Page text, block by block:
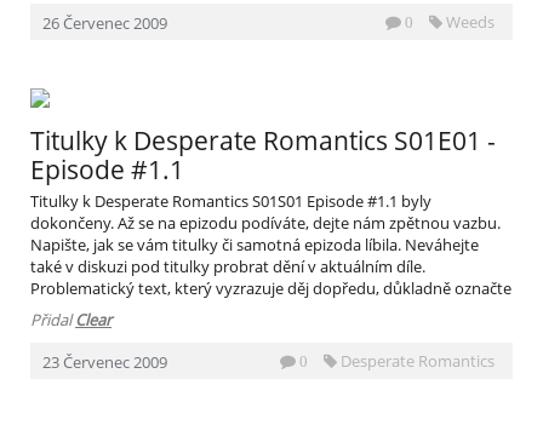
26 Červenec2009 0 Weeds
23 Červenec 2009
Titulky k Desperate Romantics S01E01 -
Episode #1.1
Titulky k Desperate Romantics S01S01 Episode #1.1 byly
dokončeny. Až se na epizodu podíváte, dejte nám zpětnou vazbu.
Napište, jak se vám titulky či samotná epizoda líbila. Neváhejte
také v diskuzi pod titulky probrat dění v aktuálním díle.
Problematický text, který vyzrazuje děj dopředu, důkladně označte
příslušným tlačítkem SPOILER. Přejeme vám příjemnou zábavu při
sledování.
PřidalClear
0 Desperate Romantics